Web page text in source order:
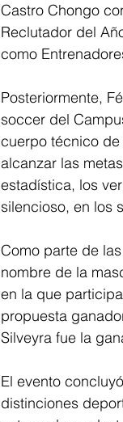
Castro Chongo
Reclutador del
como
Posteriormente,
soccer del
cuerpo técnico
alcanzar las
estadística, los
silencioso, en los
Como parte de
nombre de la
en la que
propuesta
Silveyra fue la
El evento
distinciones